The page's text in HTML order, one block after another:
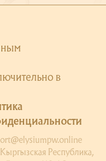
в
Республика,